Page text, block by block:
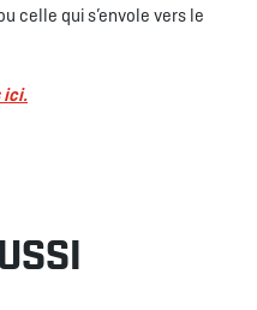
celle qui s’envole vers le
ici.